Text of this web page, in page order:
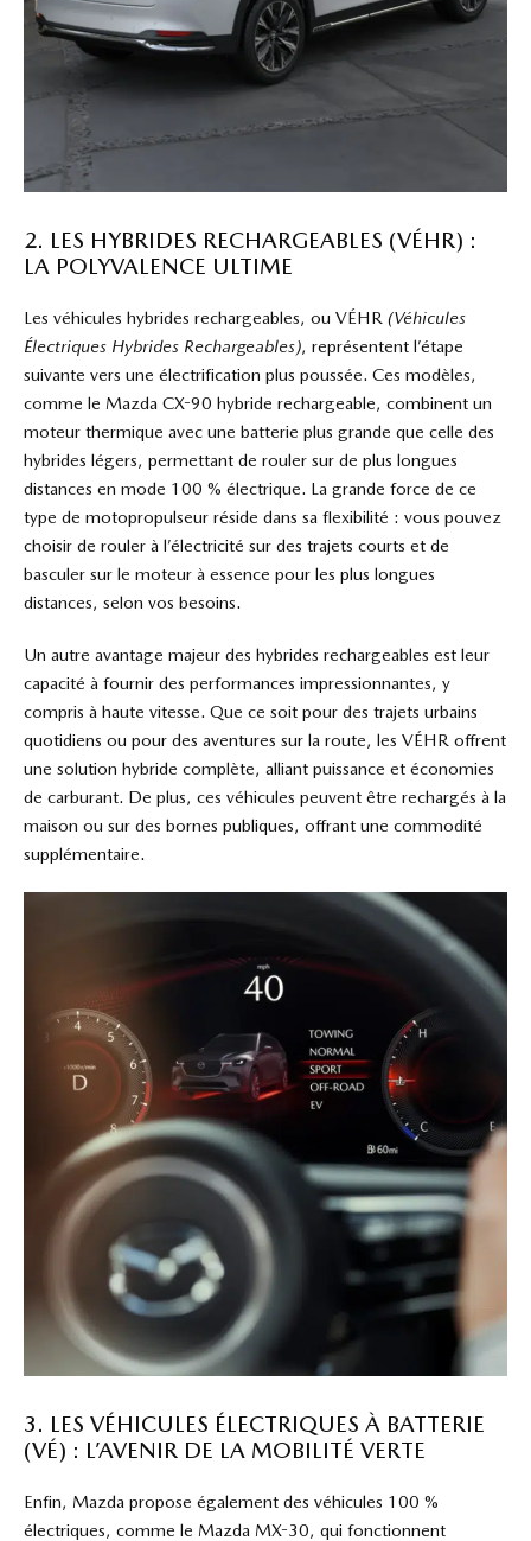
2. LES HYBRIDES RECHARGEABLES (VÉHR) :
LA POLYVALENCE ULTIME
Les véhicules hybrides rechargeables, ou VÉHR (Véhicules
Électriques Hybrides Rechargeables), représentent l’étape
suivante vers une électrification plus poussée. Ces modèles,
comme le Mazda CX-90 hybride rechargeable, combinent un
moteur thermique avec une batterie plus grande que celle des
hybrides légers, permettant de rouler sur de plus longues
distances en mode 100 % électrique. La grande force de ce
type de motopropulseur réside dans sa flexibilité : vous pouvez
choisir de rouler à l’électricité sur des trajets courts et de
basculer sur le moteur à essence pour les plus longues
distances, selon vos besoins.
Un autre avantage majeur des hybrides rechargeables est leur
capacité à fournir des performances impressionnantes, y
compris à haute vitesse. Que ce soit pour des trajets urbains
quotidiens ou pour des aventures sur la route, les VÉHR offrent
une solution hybride complète, alliant puissance et économies
de carburant. De plus, ces véhicules peuvent être rechargés à la
maison ou sur des bornes publiques, offrant une commodité
supplémentaire.
3. LES VÉHICULES ÉLECTRIQUES À BATTERIE
(VÉ) : L’AVENIR DE LA MOBILITÉ VERTE
Enfin, Mazda propose également des véhicules 100 %
électriques, comme le Mazda MX-30, qui fonctionnent